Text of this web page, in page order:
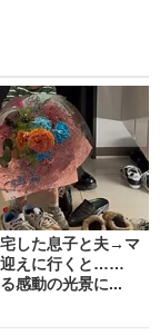
した息子と夫→マ
迎えに行くと……
感動の光景に...